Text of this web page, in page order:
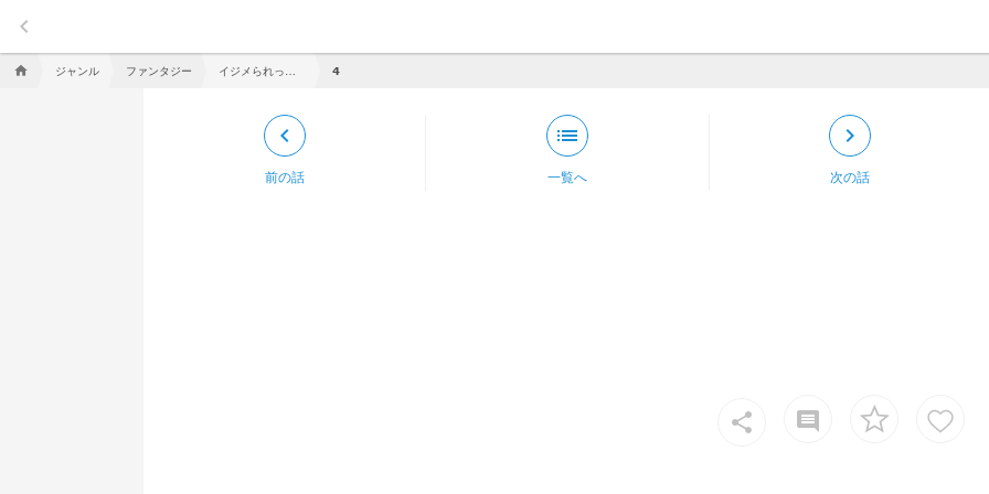
keyboard_arrow_left
home ジャンル ファンタジー 𝟰
keyboard_arrow_left
前の話
list
一覧へ
keyboard_arrow_right
次の話
share insert_comment